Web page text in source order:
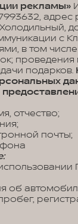
рекламы»
адрес
с
в том
проведения
подарков.
отчество;
почты;
об